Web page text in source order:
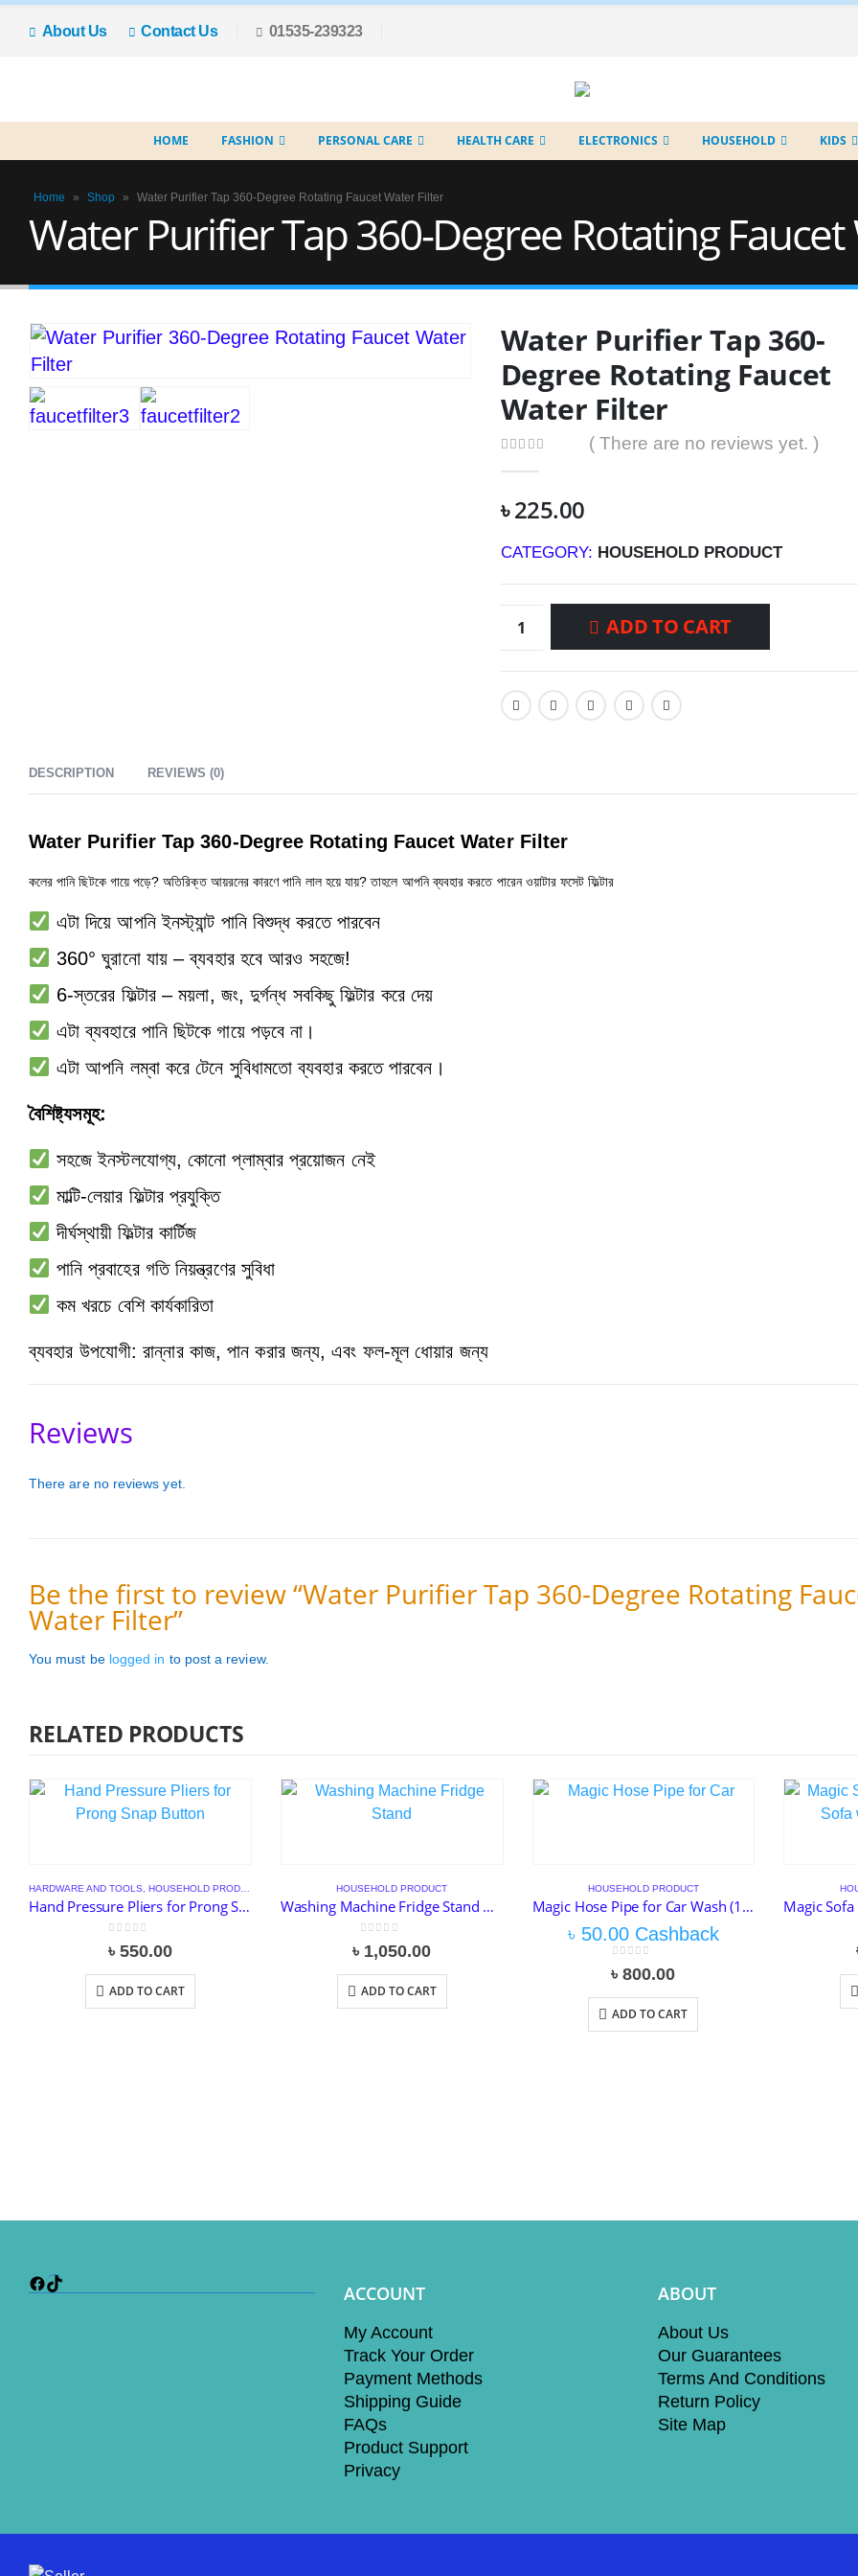
About Us Contact Us 01535-239323
HOME FASHION PERSONAL CARE HEALTH CARE ELECTRONICS HOUSEHOLD KIDS
Home » Shop » Water Purifier Tap 360-Degree Rotating Faucet Water Filter
Water Purifier Tap 360-Degree Rotating
Water Purifier Tap 360-
Degree Rotating Faucet
Water Filter
( There are no reviews yet. )
৳225.00
CATEGORY: HOUSEHOLD PRODUCT
ADD TO CART
DESCRIPTION REVIEWS (0)
Water Purifier Tap 360-Degree Rotating Faucet Water Filter
কলের পানি ছিটকে গায়ে পড়ে? অতিরিক্ত আয়রনের কারণে পানি লাল হয়ে যায়? তাহলে আপনি ব্যবহার করতে পারেন ওয়াটার ফসেট ফিল্টার
এটা দিয়ে আপনি ইনস্ট্যান্ট পানি বিশুদ্ধ করতে পারবেন
360° ঘুরানো যায় – ব্যবহার হবে আরও সহজে!
6-স্তরের ফিল্টার – ময়লা, জং, দুর্গন্ধ সবকিছু ফিল্টার করে দেয়
এটা ব্যবহারে পানি ছিটকে গায়ে পড়বে না।
এটা আপনি লম্বা করে টেনে সুবিধামতো ব্যবহার করতে পারবেন।
বৈশিষ্ট্যসমূহ:
সহজে ইনস্টলযোগ্য, কোনো প্লাম্বার প্রয়োজন নেই
মাল্টি-লেয়ার ফিল্টার প্রযুক্তি
দীর্ঘস্থায়ী ফিল্টার কার্টিজ
পানি প্রবাহের গতি নিয়ন্ত্রণের সুবিধা
কম খরচে বেশি কার্যকারিতা
ব্যবহার উপযোগী: রান্নার কাজ, পান করার জন্য, এবং ফল-মূল ধোয়ার জন্য
Reviews
There are no reviews yet.
Be the first to review “Water Purifier Tap 360-Degree Rotating
Water Filter”
You must be logged in to post a review.
RELATED PRODUCTS
HARDWARE AND TOOLS HOUSEHOLD PRODUCT
Hand Pressure Pliers for Prong Snap Button
৳ 550.00
ADD TO CART
HOUSEHOLD PRODUCT
Washing Machine Fridge Stand Multifunctional Movable
৳ 1,050.00
ADD TO CART
HOUSEHOLD PRODUCT
Magic Hose Pipe for Car Wash (100 Feet)
৳ 50.00Cashback
৳800.00
ADD TO CART
Facebook
TikTok ACCOUNT
My Account
Track Your Order
Payment Methods
Shipping Guide
FAQs
Product Support
Privacy
ABOUT
About Us
Our Guarantees
Terms And Conditions
Return Policy
Site Map